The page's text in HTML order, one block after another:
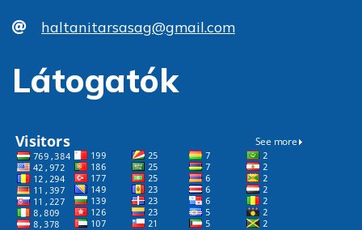
haltanitarsasag@gmail.com
Látogatók